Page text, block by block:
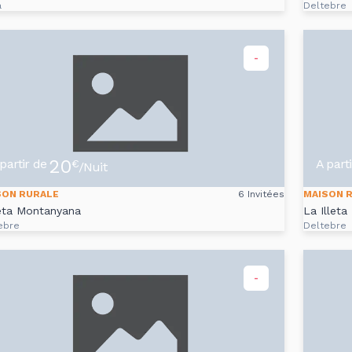
Deltebre
-
de 20€/Nuit
RURALE 6 Invitées
Montanyana
A
MAISON
La Illeta
Deltebre
-